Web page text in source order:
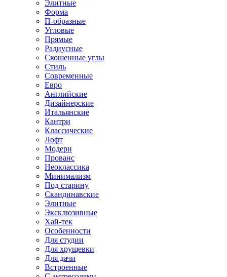
Элитные
Форма
П-образные
Угловые
Прямые
Радиусные
Скошенные углы
Стиль
Современные
Евро
Английские
Дизайнерские
Итальянские
Кантри
Классические
Лофт
Модерн
Прованс
Неоклассика
Минимализм
Под старину
Скандинавские
Элитные
Эксклюзивные
Хай-тек
Особенности
Для студии
Для хрущевки
Для дачи
Встроенные